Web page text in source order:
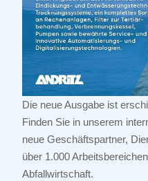
Die neue Ausgabe ist
Finden Sie in unserem
neue Geschäftspartner,
über 1.000
Abfallwirtschaft.